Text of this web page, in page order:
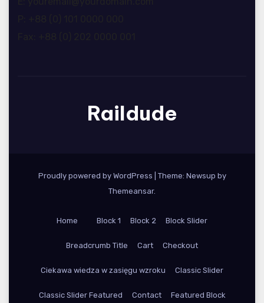
Raildude
Proudly powered by WordPress
Theme: Newsup by
Themeansar.
Home Block 1 Block 2 Block Slider
Breadcrumb Title Cart Checkout
Ciekawa wiedza w zasięgu wzroku Classic Slider
Classic Slider Featured Contact Featured Block